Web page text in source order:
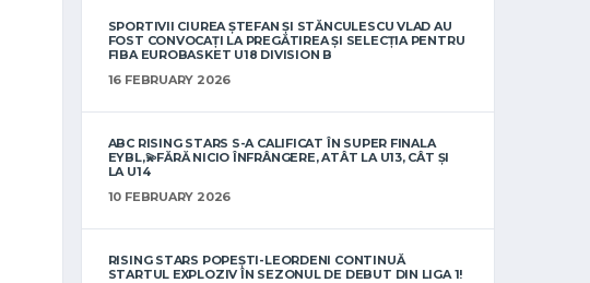
SPORTIVII CIUREA ȘTEFAN ȘI STĂNCULESCU VLAD AU
FOST CONVOCAȚI LA PREGĂTIREA ȘI SELECȚIA PENTRU
FIBA EUROBASKET U18 DIVISION B
16 FEBRUARY 2026
ABC RISING STARS S-A CALIFICAT ÎN SUPER FINALA
EYBL,💫FĂRĂ NICIO ÎNFRÂNGERE, ATÂT LA U13, CÂT ȘI
LA U14
10 FEBRUARY 2026
RISING STARS POPEȘTI-LEORDENI CONTINUĂ
STARTUL EXPLOZIV ÎN SEZONUL DE DEBUT DIN LIGA 1!